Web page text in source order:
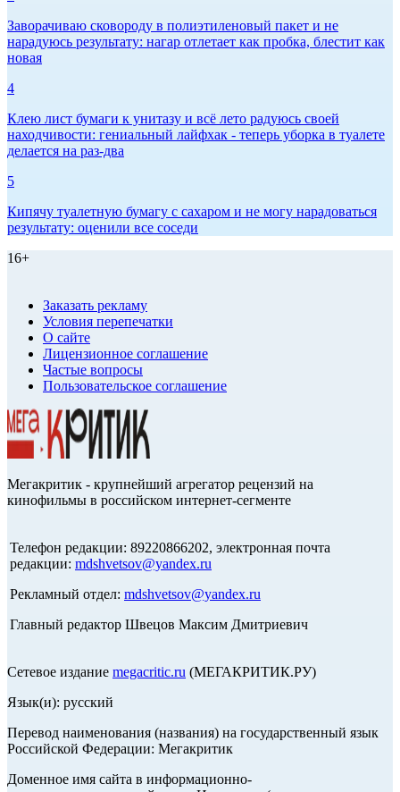
Заворачиваю сковороду в полиэтиленовый пакет и не
нарадуюсь результату: нагар отлетает как пробка, блестит как
новая
4
Клею лист бумаги к унитазу и всё лето радуюсь своей
находчивости: гениальный лайфхак - теперь уборка в туалете
делается на раз-два
5
Кипячу туалетную бумагу с сахаром и не могу нарадоваться
результату: оценили все соседи
16+
Заказать рекламу
Условия перепечатки
О сайте
Лицензионное соглашение
Частые вопросы
Пользовательское соглашение
Мегакритик - крупнейший агрегатор рецензий на
кинофильмы в российском интернет-сегменте
Телефон редакции: 89220866202, электронная почта
редакции: mdshvetsov@yandex.ru
Рекламный отдел: mdshvetsov@yandex.ru
Главный редактор Швецов Максим Дмитриевич
Сетевое издание megacritic.ru (МЕГАКРИТИК.РУ)
Язык(и): русский
Перевод наименования (названия) на государственный язык
Российской Федерации: Мегакритик
Доменное имя сайта в информационно-